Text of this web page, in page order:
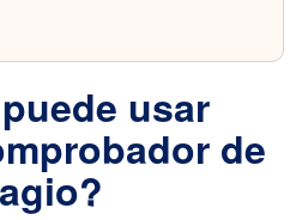
usar
de